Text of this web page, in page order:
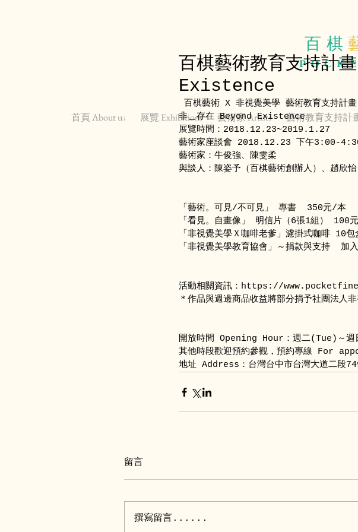
百棋
首頁 About us 展覽 Exhibitions 藝術家 Artists 藝術教育支持計
百棋藝術教育支持計
Existence
百棋藝術 X 非視覺美學 藝術教育支持計畫
非＿存在 Beyond Existence
展覽時間：2018.12.23~2019.1.27
藝術家座談會 2018.12.23 下午3:00-
藝術家：牛俊強、陳雯柔
與談人：陳姿予（百棋藝術創辦人）、趙欣
「藝術。可見/不可見」 專書  350元/本
「看見。自畫像」 明信片（6張1組） 100
「非視覺美學Ｘ咖啡老爹」濾掛式咖啡 10
「非視覺美學教育協會」～捐款與支持
活動相關資訊：https://
＊作品與週邊商品收益將部分捐予社團法人
開放時間 Opening Hour：週二(Tue)～
其他時段歡迎預約參觀，預約專線 For
地址 Address：台灣台中市台灣大道
留言
撰寫留言......